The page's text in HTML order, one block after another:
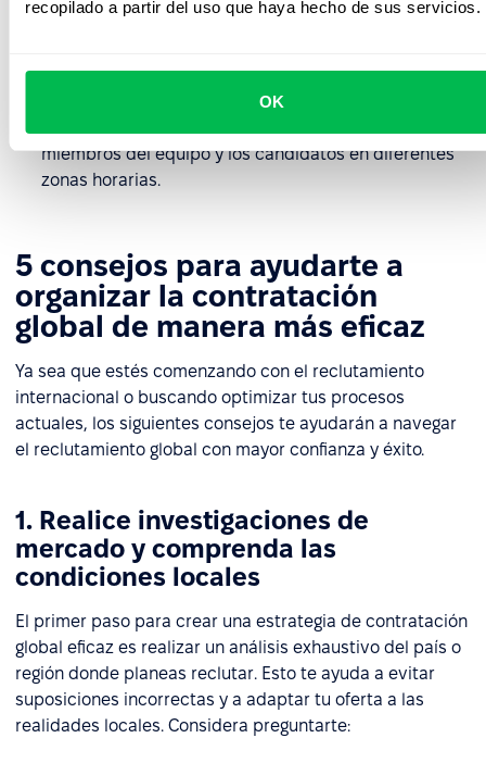
recopilado a partir del uso que haya hecho de sus servicios.
OK
miembros del equipo y los candidatos en diferentes
zonas horarias.
5 consejos para ayudarte a
organizar la contratación
global de manera más eficaz
Ya sea que estés comenzando con el reclutamiento
internacional o buscando optimizar tus procesos
actuales, los siguientes consejos te ayudarán a navegar
el reclutamiento global con mayor confianza y éxito.
1. Realice investigaciones de
mercado y comprenda las
condiciones locales
El primer paso para crear una estrategia de contratación
global eficaz es realizar un análisis exhaustivo del país o
región donde planeas reclutar. Esto te ayuda a evitar
suposiciones incorrectas y a adaptar tu oferta a las
realidades locales. Considera preguntarte: